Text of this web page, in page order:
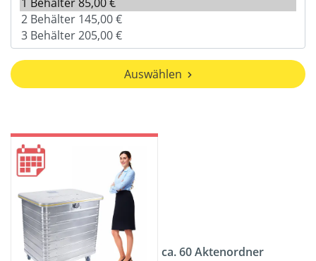
Auswählen
ca. 60 Aktenordner